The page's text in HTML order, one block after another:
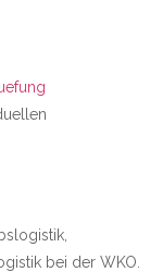
bei der WKO.